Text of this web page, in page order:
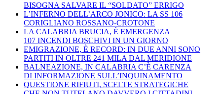
BISOGNA SALVARE IL “SOLDATO” ERRIGO
L’INFERNO DELL’ARCO JONICO: LA SS 106
CORIGLIANO ROSSANO-CROTONE
LA CALABRIA BRUCIA, È EMERGENZA
107 INCENDI BOSCHIVI IN UN GIORNO
EMIGRAZIONE, È RECORD: IN DUE ANNI SONO
PARTITI IN OLTRE 241 MILA DAL MERIDIONE
BALNEAZIONE, IN CALABRIA C’È CARENZA
DI INFORMAZIONE SULL’INQUINAMENTO
QUESTIONE RIFIUTI, SCELTE STRATEGICHE